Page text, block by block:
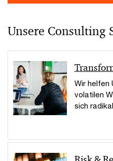
Unsere Consulting
Wir helfen
volatilen
sich